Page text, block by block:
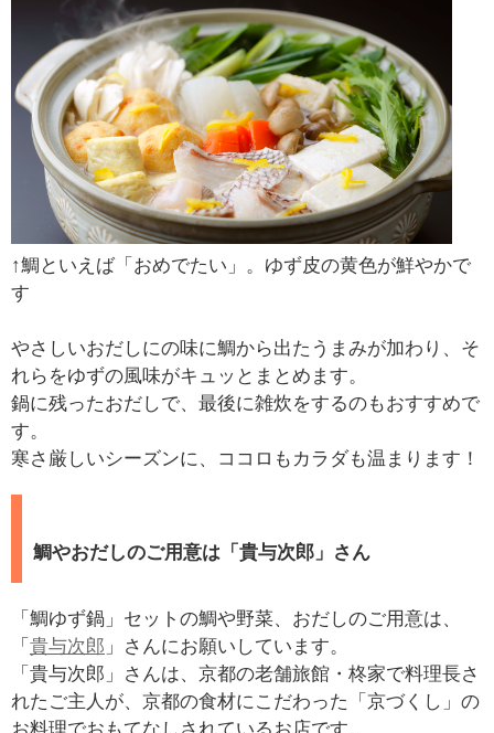
↑鯛といえば「おめでたい」。ゆず皮の黄色が鮮やかで
す
やさしいおだしにの味に鯛から出たうまみが加わり、そ
れらをゆずの風味がキュッとまとめます。
鍋に残ったおだしで、最後に雑炊をするのもおすすめで
す。
寒さ厳しいシーズンに、ココロもカラダも温まります！
鯛やおだしのご用意は「貴与次郎」さん
「鯛ゆず鍋」セットの鯛や野菜、おだしのご用意は、
「 貴与次郎 」さんにお願いしています。
「貴与次郎」さんは、京都の老舗旅館・柊家で料理長さ
れたご主人が、京都の食材にこだわった「京づくし」の